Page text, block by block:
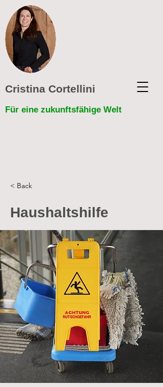
Cristina Cortellini
Für eine zukunftsfähige Welt
< Back
Haushaltshilfe